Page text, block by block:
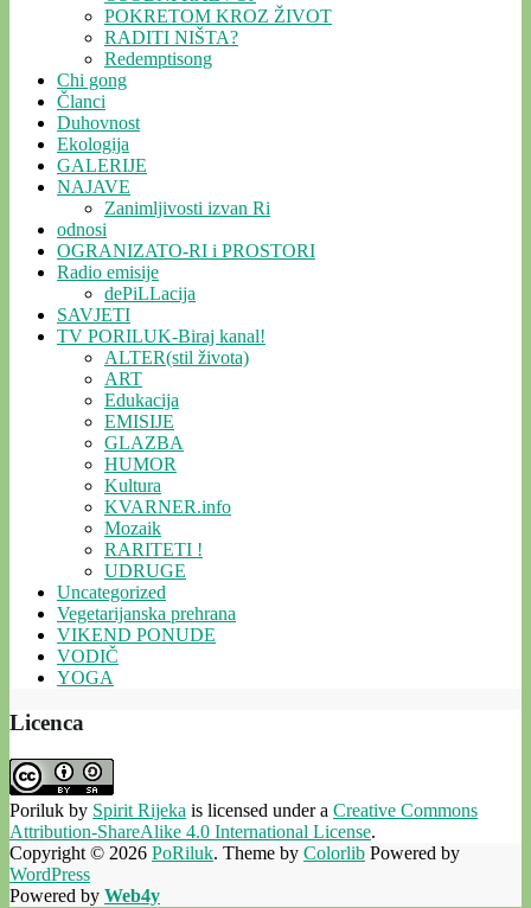
POKRETOM KROZ ŽIVOT
RADITI NIŠTA?
Redemptisong
Chi gong
Članci
Duhovnost
Ekologija
GALERIJE
NAJAVE
Zanimljivosti izvan Ri
odnosi
OGRANIZATO-RI i PROSTORI
Radio emisije
dePiLLacija
SAVJETI
TV PORILUK-Biraj kanal!
ALTER(stil života)
ART
Edukacija
EMISIJE
GLAZBA
HUMOR
Kultura
KVARNER.info
Mozaik
RARITETI !
UDRUGE
Uncategorized
Vegetarijanska prehrana
VIKEND PONUDE
VODIČ
YOGA
Licenca
Poriluk by Spirit Rijeka is licensed under a Creative Commons
Attribution-ShareAlike 4.0 International License.
Copyright © 2026 PoRiluk. Theme by Colorlib Powered by
WordPress
Powered by Web4y